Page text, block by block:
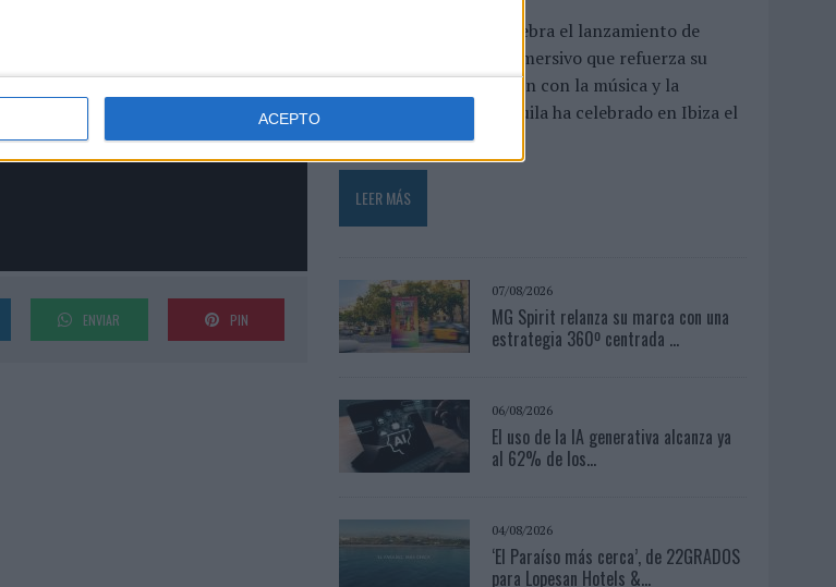
ACEPTO
ENVIAR PIN
La marca de tequila celebra el lanzamiento de
Bucle con un evento inmersivo que refuerza su
estrategia de vinculación con la música y la
creatividad Patrón Tequila ha celebrado en Ibiza el
estreno ...
LEER MÁS
07/08/2026
MG Spirit relanza su marca con una
estrategia 360º centrada ...
06/08/2026
El uso de la IA generativa alcanza ya
al 62% de los...
04/08/2026
‘El Paraíso más cerca’, de 22GRADOS
para Lopesan Hotels &...